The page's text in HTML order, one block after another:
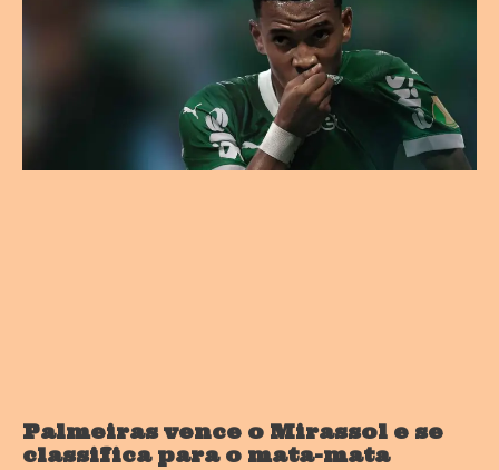
Palmeiras vence o Mirassol e se
classifica para o mata-mata